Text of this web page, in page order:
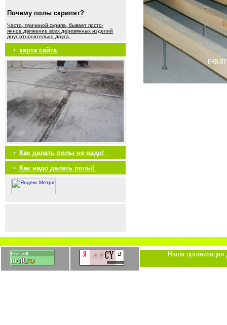
Почему полы скрипят?
Часто, причиной скрипа, бывает посто-
янное движение всех деревянных изделий
друг относительно друга.
• карта сайта
•
Как делать полы не надо!
•
Как надо делать полы!
Наша